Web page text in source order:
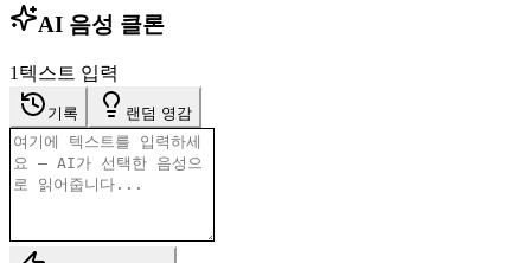
AI 음성 클론
1 텍스트 입력
기록 랜덤 영감